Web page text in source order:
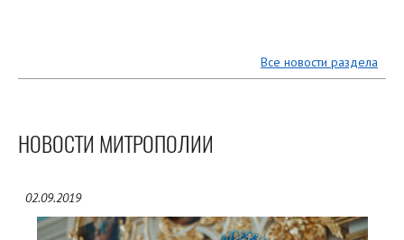
Все новости раздела
НОВОСТИ МИТРОПОЛИИ
02.09.2019